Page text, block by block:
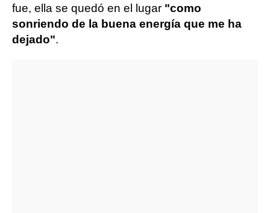
fue, ella se quedó en el lugar "como
sonriendo de la buena energía que me ha
dejado".